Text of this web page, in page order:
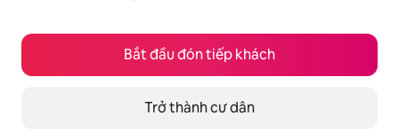
Bắt đầu đón tiếp khách
Trở thành cư dân